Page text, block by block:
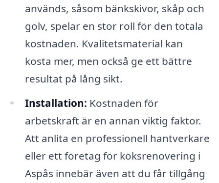
används, såsom bänkskivor, skåp och
golv, spelar en stor roll för den totala
kostnaden. Kvalitetsmaterial kan
kosta mer, men också ge ett bättre
resultat på lång sikt.
Installation: Kostnaden för
arbetskraft är en annan viktig faktor.
Att anlita en professionell hantverkare
eller ett företag för köksrenovering i
Aspås innebär även att du får tillgång